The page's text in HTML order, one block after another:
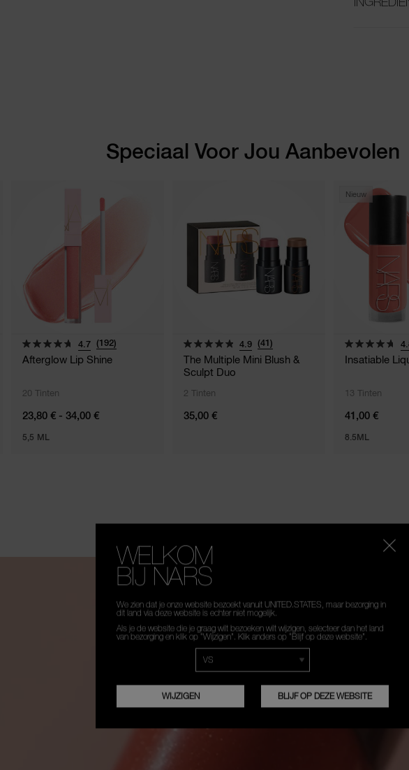
Speciaal Voor Jou Aanbevolen
4.7 (192)
Afterglow Lip Shine
20 Tinten
23,80 € - 34,00 €
5,5 ML
4.9 (41)
The Multiple Mini Blush &
Sculpt Duo
2 Tinten
35,00 €
Nieuw
Insatiable
13 Tinten
41,00 €
8.5ML
WELKOM
BIJ NARS
We zien dat je onze website bezoekt vanuit UNITED.STATES, maar bezorging in
dit land via deze website is echter niet mogelijk.
Als je de website die je graag wilt bezoeken wilt wijzigen, selecteer dan het land
van bezorging en klik op “Wijzigen”. Klik anders op “Blijf op deze website”.
WIJZIGEN BLIJF OP DEZE WEBSITE